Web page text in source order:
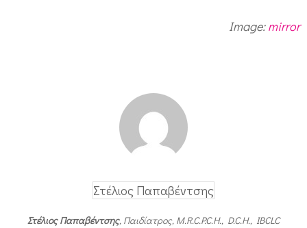
Image:mirror
Στέλιος Παπαβέντσης
Στέλιος Παπαβέντσης, Παιδίατρος, M.R.C.P.C.H., D.C.H., IBCLC